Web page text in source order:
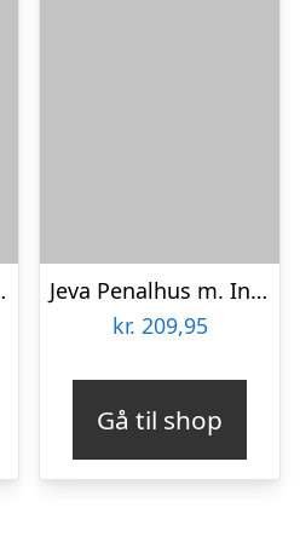
Robot
Jeva Penalhus m. Indhold – Onezip – Dinosaur Robot
kr. 209,95
Gå til shop